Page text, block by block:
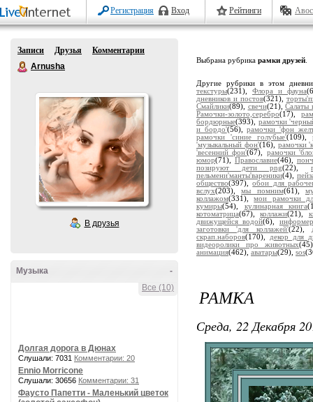
Регистрация Вход Рейтинги
Записи Друзья
Комментарии
Arnusha
В друзья
-
Музыка
Все (10)
Долгая дорога в Дюнах
Слушали: 7031 Комментарии: 20
Ennio Morricone
Слушали: 30656 Комментарии: 31
Фаусто Папетти - Маленький цветок
Выбрана рубрика рамки друзей
Другие рубрики в этом
текстуры(231), Флора и фауна
дневников и постов(321),
Смайлики(89), свечи(21),Салаты
Рамочки-золото,серебро(17),
бордюрные(393), рамочки
и бордо'(56),рамочки 'фон
рамочки 'синие голубые'(109),
'музыкальный фон'(16), рамочки
'весенний фон'(67), рамочки
юмор(71), Православие(46),
позируют дети png(22),
пельмени'манты'вареники(4),
общество(397),обои для
вслух(203),мы помним(61),
коллажом(331),мои рамочки
кумиры(54), кулинарная книга
котоматрица(67),коллажи(21),
движущейся водой(6),
заготовки 'для коллажей'(22),
скрап.наборов(170), декор для
видеоролики про животных
анимация(462), аватары(29), sos
РАМКА
Среда, 22 Декабря